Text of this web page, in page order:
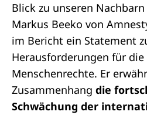
Blick zu unseren Nachbarn
Markus Beeko von
im Bericht ein Statement
Herausforderungen für
Menschenrechte. Er
Zusammenhang die
Schwächung der